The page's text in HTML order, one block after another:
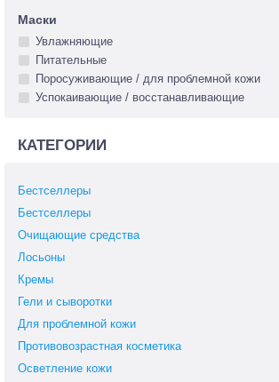
Маски
Увлажняющие
Питательные
Поросуживающие / для проблемной кожи
Успокаивающие / восстанавливающие
КАТЕГОРИИ
Бестселлеры
Бестселлеры
Очищающие средства
Лосьоны
Кремы
Гели и сыворотки
Для проблемной кожи
Противовозрастная косметика
Осветление кожи